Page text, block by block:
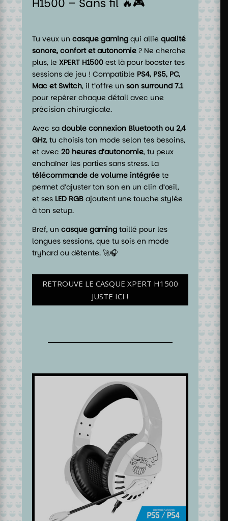
H1500 – Sans fil 🔥🎮
Tu veux uncasque gaming qui alliequalité
sonore, confort et autonomie ? Ne cherche
plus, leXPERT H1500 est là pour booster tes
sessions de jeu ! Compatible PS4, PS5, PC,
Mac et Switch, il t’offre unson surround 7.1
pour repérer chaque détail avec une
précision chirurgicale.
Avec sadouble connexion Bluetooth ou 2,4
GHz, tu choisis ton mode selon tes besoins,
et avec20 heures d’autonomie, tu peux
enchaîner les parties sans stress. La
télécommande de volume intégrée te
permet d’ajuster ton son en un clin d’œil,
et ses LED RGB ajoutent une touche stylée
à ton setup.
Bref, uncasque gaming taillé pour les
longues sessions, que tu sois en mode
tryhard ou détente. 🚀🎧
RETROUVE LE CASQUE XPERT H1500
JUSTE ICI !